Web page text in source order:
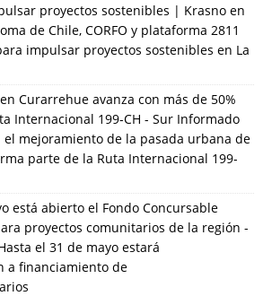
proyectos sostenibles | Krasno en
de Chile, CORFO y plataforma 2811
impulsar proyectos sostenibles en La
Curarrehue avanza con más de 50%
Internacional 199-CH - Sur Informado
el mejoramiento de la pasada urbana de
parte de la Ruta Internacional 199-
está abierto el Fondo Concursable
proyectos comunitarios de la región -
el 31 de mayo estará
a financiamiento de